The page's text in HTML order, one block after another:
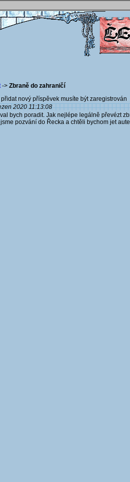
-> Zbraně do zahraničí
přidat nový příspěvek musíte být
2020 11:13:08
bych poradit. Jak nejlépe legálně převézt
pozvání do Řecka a chtěli bychom jet